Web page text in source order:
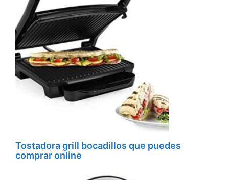
Tostadora grill bocadillos que puedes
comprar online